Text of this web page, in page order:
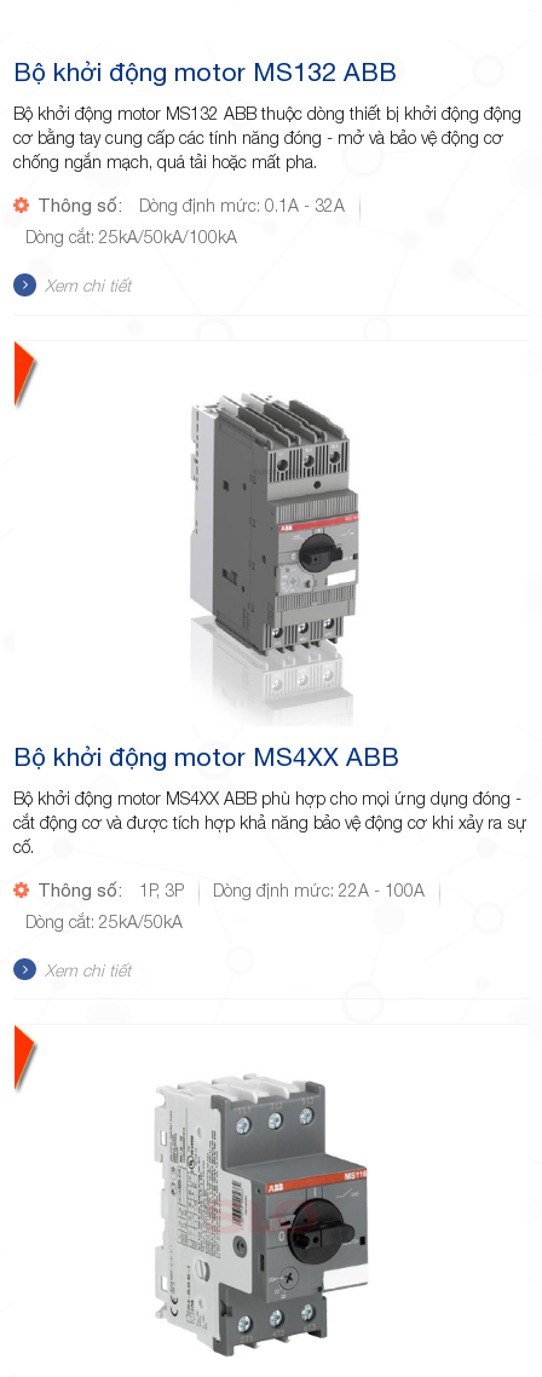
phường
Hiệp Phú,
TP.Thủ
Đức,
TP.HCM
Bộ khởi động motor MS132 ABB
Bộ khởi động motor MS132 ABB thuộc dòng thiết bị khởi động động
cơ bằng tay cung cấp các tính năng đóng - mở và bảo vệ động cơ
chống ngắn mạch, quá tải hoặc mất pha.
Thông số:
Dòng định mức: 0.1A - 32A
Dòng cắt: 25kA/50kA/100kA
Xem chi tiết
Bộ khởi động motor MS4XX ABB
Bộ khởi động motor MS4XX ABB phù hợp cho mọi ứng dụng đóng -
cắt động cơ và được tích hợp khả năng bảo vệ động cơ khi xảy ra sự
cố.
Thông số: 1P, 3P
Dòng định mức: 22A - 100A
Dòng cắt: 25kA/50kA
Xem chi tiết